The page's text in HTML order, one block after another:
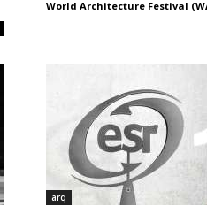
World Architecture Festival
arq